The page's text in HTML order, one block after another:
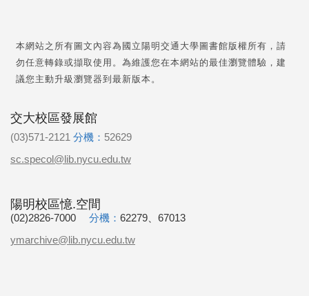
本網站之所有圖文內容為國立陽明交通大學圖書館版權所有，請
勿任意轉錄或擷取使用。為維護您在本網站的最佳瀏覽體驗，建
議您主動升級瀏覽器到最新版本。
交大校區發展館
(03)571-2121 分機： 52629
sc.specol@lib.nycu.edu.tw
陽明校區憶.空間
(02)2826-7000 分機： 62279、67013
ymarchive@lib.nycu.edu.tw